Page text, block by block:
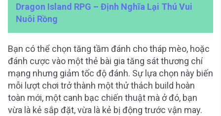
Dragon Island RPG – Định Nghĩa Lại Thú Vui
Nuôi Rồng
Bạn có thể chọn tăng tầm đánh cho tháp mèo, hoặc
đánh cược vào một thẻ bài gia tăng sát thương chí
mạng nhưng giảm tốc độ đánh. Sự lựa chọn này biến
mỗi lượt chơi trở thành một thử thách build hoàn
toàn mới, một canh bạc chiến thuật mà ở đó, bạn
vừa là kẻ sắp đặt, vừa là kẻ bị động trước vận may.